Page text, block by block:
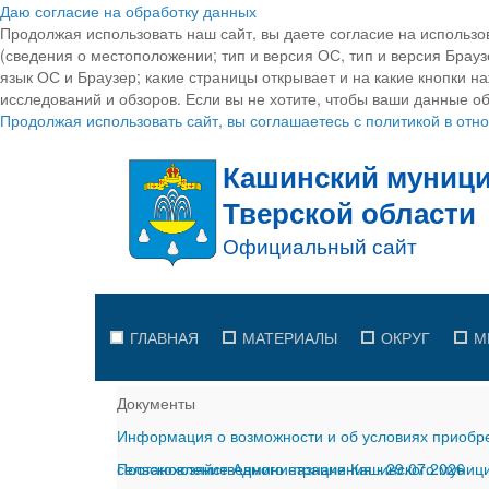
Даю согласие на обработку данных
Продолжая использовать наш сайт, вы даете согласие на
(сведения о местоположении; тип и версия ОС, тип и версия
язык ОС и Браузер; какие страницы открывает и на какие кнопки
исследований и обзоров. Если вы не хотите, чтобы ваши данные
Продолжая использовать сайт, вы соглашаетесь с политикой в
ГЛАВНАЯ МАТЕРИАЛЫ ОКРУГ
Документы
Информация о возможности и об условиях
сельскохозяйственного назначения-29.07.2026
Постановление Администрации Кашинского